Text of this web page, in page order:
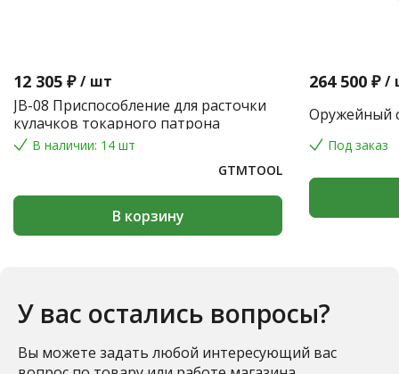
12 305 ₽ / шт
JB-08 Приспособление для расточки
кулачков токарного патрона
В наличии: 14 шт
GTMTOOL
В корзину
264 500 ₽ /
Оружейный
Под заказ
У вас остались вопросы?
Вы можете задать любой интересующий вас